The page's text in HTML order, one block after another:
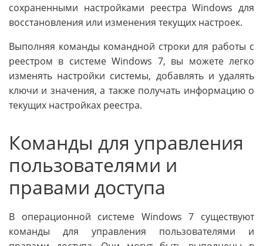
сохраненными настройками реестра Windows для
восстановления или изменения текущих настроек.
Выполняя команды командной строки для работы с
реестром в системе Windows 7, вы можете легко
изменять настройки системы, добавлять и удалять
ключи и значения, а также получать информацию о
текущих настройках реестра.
Команды для управления
пользователями и
правами доступа
В операционной системе Windows 7 существуют
команды для управления пользователями и